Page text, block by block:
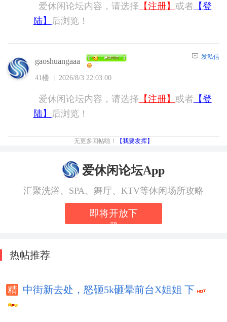
爱休闲论坛内容，请选择 【注册】 或者 【登
陆】
后浏览！
gaoshuangaaa
41楼 2026/8/3 22:03:00
发私信
爱休闲论坛内容，请选择 【注册】 或者 【登
陆】
后浏览！
无更多回帖啦！ 【我要发挥】
爱休闲论坛App
汇聚洗浴、SPA、舞厅、KTV等休闲场所攻略
即将开放下
载
热帖推荐
中街新去处，怒砸5k砸晕前台X姐姐 下